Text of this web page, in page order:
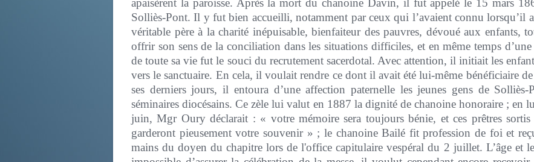
apaisèrent la paroisse. Après la mort du chanoine Davin, il fut appelé le 15 mars
Solliès-Pont. Il y fut bien accueilli, notamment par ceux qui l’avaient connu lorsqu’il
véritable père à la charité inépuisable, bienfaiteur des pauvres, dévoué aux enfants,
offrir son sens de la conciliation dans les situations difficiles, et en même temps
de toute sa vie fut le souci du recrutement sacerdotal. Avec attention, il initiait les
vers le sanctuaire. En cela, il voulait rendre ce dont il avait été lui-même bénéficiaire de
ses derniers jours, il entoura d’une affection paternelle les jeunes gens de
séminaires diocésains. Ce zèle lui valut en 1887 la dignité de chanoine honoraire ; en
juin, Mgr Oury déclarait : « votre mémoire sera toujours bénie, et ces prêtres
garderont pieusement votre souvenir » ; le chanoine Bailé fit profession de foi et
mains du doyen du chapitre lors de l'office capitulaire vespéral du 2 juillet. L’âge et